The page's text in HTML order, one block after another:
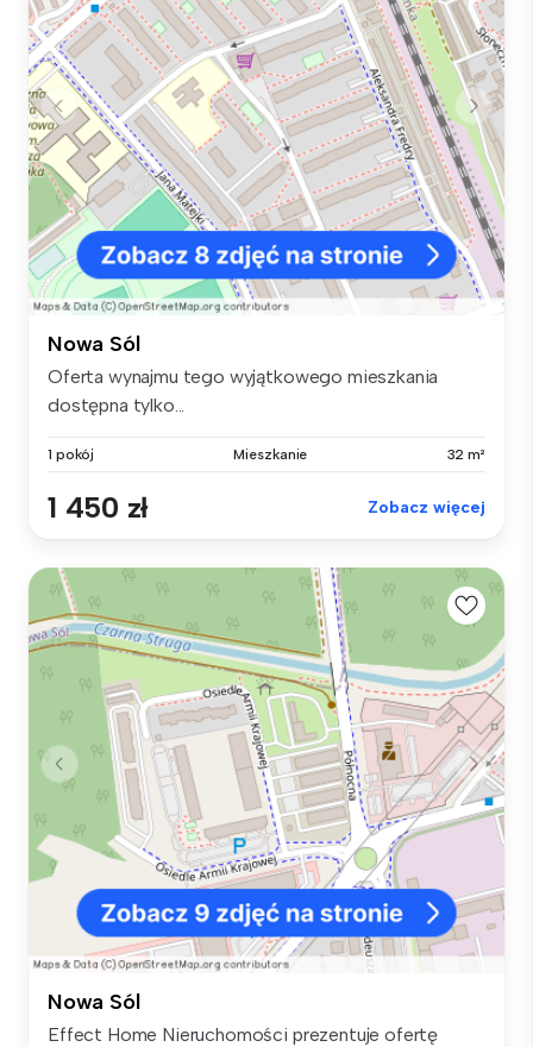
Nowa Sól
Oferta wynajmu tego wyjątkowego mieszkania
dostępna tylko...
1 pokój Mieszkanie 32 m²
1 450 zł Zobacz więcej
Nowa Sól
Effect Home Nieruchomości prezentuje ofertę